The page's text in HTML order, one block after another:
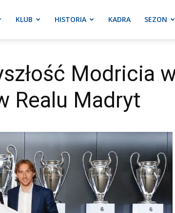
KLUB HISTORIA KADRA SEZON
Modricia
Realu Madryt